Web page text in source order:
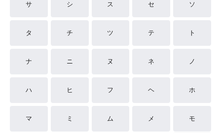
サ シ ス セ ソ
タ チ ツ テ ト
ナ ニ ヌ ネ ノ
ハ ヒ フ ヘ ホ
マ ミ ム メ モ